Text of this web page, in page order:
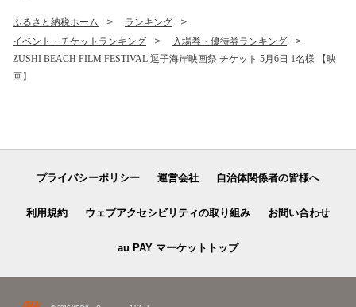
ふるさと納税ホーム
ランキング
イベント・チケットランキング
入場券・優待券ランキング
ZUSHI BEACH FILM FESTIVAL 逗子海岸映画祭 チケット 5月6日 1名様 【映
画】
プライバシーポリシー 運営会社 自治体関係者の皆様へ
利用規約 ウェブアクセシビリティの取り組み お問い合わせ
au PAY マーケットトップ